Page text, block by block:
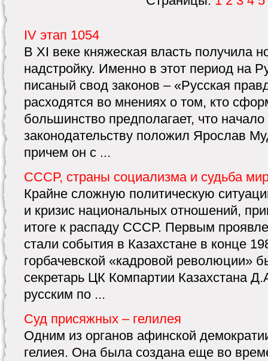
IV этап 1054
В XI веке княжеская власть получила
надстройку. Именно в этот период на
писаный свод законов – «Русская
расходятся во мнениях о том, кто
большинство предполагает, что начало
законодательству положил Ярослав
причем он с ...
СССР, страны социализма и судьба
Крайне сложную политическую
и кризис национальных отношений,
итоге к распаду СССР. Первым
стали события в Казахстане в конце
горбачевской «кадровой революции»
секретарь ЦК Компартии Казахстана
русским по ...
Суд присяжных – гелилея
Одним из органов афинской
гелиея. Она была создана еще во